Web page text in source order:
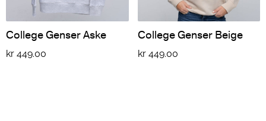
College Genser Aske
kr 449.00
College Genser Beige
kr449.00